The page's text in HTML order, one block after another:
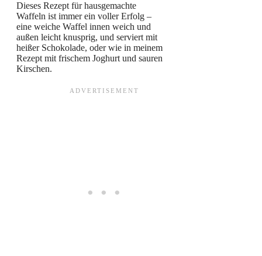
Dieses Rezept für hausgemachte
Waffeln ist immer ein voller Erfolg –
eine weiche Waffel innen weich und
außen leicht knusprig, und serviert mit
heißer Schokolade, oder wie in meinem
Rezept mit frischem Joghurt und sauren
Kirschen.